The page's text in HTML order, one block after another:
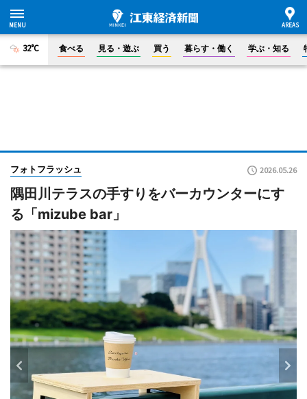
32°C 食べる 見る・遊ぶ 買う 暮らす・働く 学ぶ・知る
フォトフラッシュ 2026.05.26
隅田川テラスの手すりをバーカウンターにす
る「mizube bar」